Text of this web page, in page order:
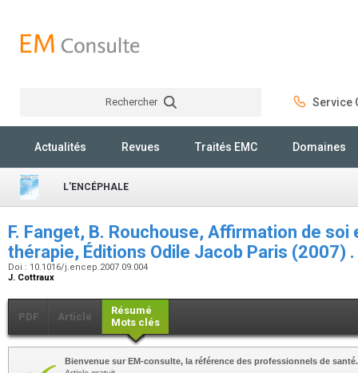
Rechercher Service
Actualités Revues Traités EMC Domaines
L'ENCÉPHALE
F. Fanget, B. Rouchouse, Affirmation de
thérapie, Éditions Odile Jacob Paris (2007) .
Doi : 10.1016/j.encep.2007.09.004
J. Cottraux
PDF Article
Résumé
Mots clés
Bienvenue sur EM-consulte, la référence des professionnels de santé.